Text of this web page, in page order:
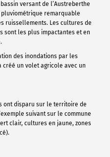
versant de l’Austreberthe
remarquable
ruissellements. Les cultures de
sont les plus impactantes et en
des inondations par les
créé un volet agricole avec un
ont disparu sur le territoire de
suivant sur le commune
clair, cultures en jaune, zones